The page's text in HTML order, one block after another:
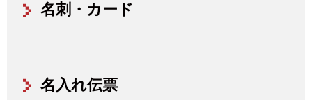
名刺・カード
名入れ伝票